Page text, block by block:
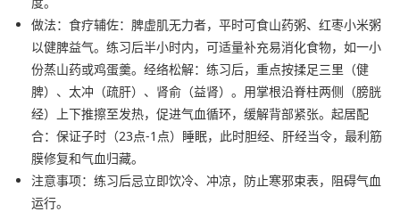
做法：食疗辅佐：脾虚肌无力者，平时可食山药粥、红枣小米粥
以健脾益气。练习后半小时内，可适量补充易消化食物，如一小
份蒸山药或鸡蛋羹。经络松解：练习后，重点按揉足三里（健
脾）、太冲（疏肝）、肾俞（益肾）。用掌根沿脊柱两侧（膀胱
经）上下推擦至发热，促进气血循环，缓解背部紧张。起居配
合：保证子时（23点-1点）睡眠，此时胆经、肝经当令，最利筋
膜修复和气血归藏。
注意事项：练习后忌立即饮冷、冲凉，防止寒邪束表，阻碍气血
运行。